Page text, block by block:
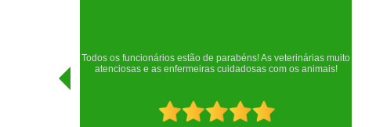
Realizei uma consulta com meu cachorro com a doutora
Raphaela e ela foi extremamente atenciosa. Adorei o lugar e a
recepção!